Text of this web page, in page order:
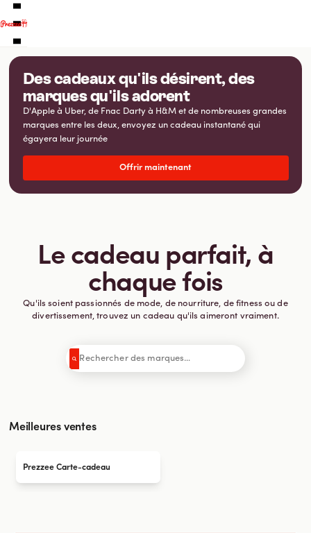
Cartes-cadeaux électroniques françaises
Cartes-cadeaux internationales
Service clientèle
Suivi des cadeaux
S'inscrire
Vous faites actuellement vos achats en France MODIFIER
Des cadeaux qu'ils désirent, des
marques qu'ils adorent
D'Apple à Uber, de Fnac Darty à H&M et de nombreuses grandes
marques entre les deux, envoyez un cadeau instantané qui
égayera leur journée
Offrir maintenant
Le cadeau parfait, à
chaque fois
Qu'ils soient passionnés de mode, de nourriture, de fitness ou de
divertissement, trouvez un cadeau qu'ils aimeront vraiment.
Meilleures ventes
Prezzee Carte-cadeau